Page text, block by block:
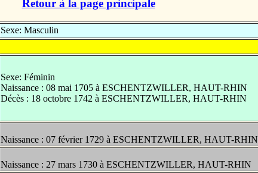
Retour à la page principale
Sexe: Masculin
Sexe: Féminin
Naissance : 08 mai 1705 à ESCHENTZWILLER, HAUT-RHIN
Décès : 18 octobre 1742 à ESCHENTZWILLER, HAUT-RHIN
Naissance : 07 février 1729 à ESCHENTZWILLER, HAUT-RHIN
Naissance : 27 mars 1730 à ESCHENTZWILLER, HAUT-RHIN